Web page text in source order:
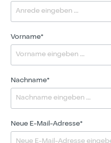
Vorname*
Nachname*
Neue E-Mail-Adresse*